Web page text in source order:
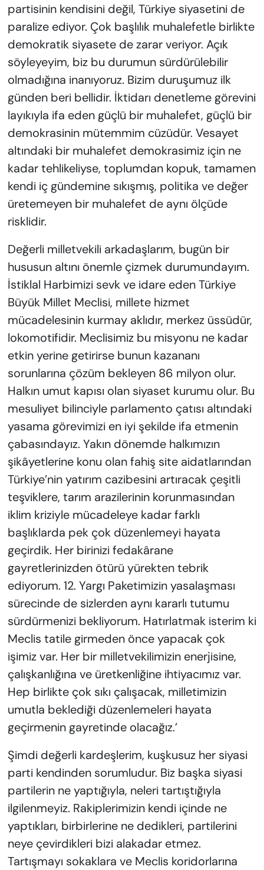
partisinin kendisini değil, Türkiye siyasetini de
paralize ediyor. Çok başlılık muhalefetle birlikte
demokratik siyasete de zarar veriyor. Açık
söyleyeyim, biz bu durumun sürdürülebilir
olmadığına inanıyoruz. Bizim duruşumuz ilk
günden beri bellidir. İktidarı denetleme görevini
layıkıyla ifa eden güçlü bir muhalefet, güçlü bir
demokrasinin mütemmim cüzüdür. Vesayet
altındaki bir muhalefet demokrasimiz için ne
kadar tehlikeliyse, toplumdan kopuk, tamamen
kendi iç gündemine sıkışmış, politika ve değer
üretemeyen bir muhalefet de aynı ölçüde
risklidir.
Değerli milletvekili arkadaşlarım, bugün bir
hususun altını önemle çizmek durumundayım.
İstiklal Harbimizi sevk ve idare eden Türkiye
Büyük Millet Meclisi, millete hizmet
mücadelesinin kurmay aklıdır, merkez üssüdür,
lokomotifidir. Meclisimiz bu misyonu ne kadar
etkin yerine getirirse bunun kazananı
sorunlarına çözüm bekleyen 86 milyon olur.
Halkın umut kapısı olan siyaset kurumu olur. Bu
mesuliyet bilinciyle parlamento çatısı altındaki
yasama görevimizi en iyi şekilde ifa etmenin
çabasındayız. Yakın dönemde halkımızın
şikâyetlerine konu olan fahiş site aidatlarından
Türkiye’nin yatırım cazibesini artıracak çeşitli
teşviklere, tarım arazilerinin korunmasından
iklim kriziyle mücadeleye kadar farklı
başlıklarda pek çok düzenlemeyi hayata
geçirdik. Her birinizi fedakârane
gayretlerinizden ötürü yürekten tebrik
ediyorum. 12. Yargı Paketimizin yasalaşması
sürecinde de sizlerden aynı kararlı tutumu
sürdürmenizi bekliyorum. Hatırlatmak isterim ki
Meclis tatile girmeden önce yapacak çok
işimiz var. Her bir milletvekilimizin enerjisine,
çalışkanlığına ve üretkenliğine ihtiyacımız var.
Hep birlikte çok sıkı çalışacak, milletimizin
umutla beklediği düzenlemeleri hayata
geçirmenin gayretinde olacağız.’
Şimdi değerli kardeşlerim, kuşkusuz her siyasi
parti kendinden sorumludur. Biz başka siyasi
partilerin ne yaptığıyla, neleri tartıştığıyla
ilgilenmeyiz. Rakiplerimizin kendi içinde ne
yaptıkları, birbirlerine ne dedikleri, partilerini
neye çevirdikleri bizi alakadar etmez.
Tartışmayı sokaklara ve Meclis koridorlarına